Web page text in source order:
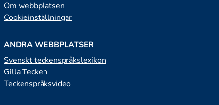
Om webbplatsen
Cookieinställningar
ANDRA WEBBPLATSER
Svenskt teckenspråkslexikon
Gilla Tecken
Teckenspråksvideo